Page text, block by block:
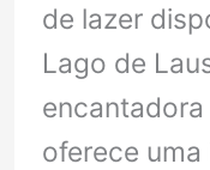
de lazer
Lago de
oferece